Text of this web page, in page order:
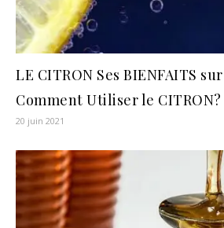
LE CITRON Ses BIENFAITS
Comment Utiliser le CITRON?
20 juin 2021